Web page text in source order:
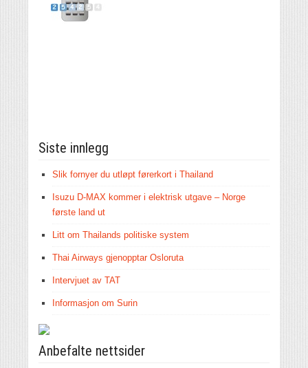
Siste innlegg
Slik fornyer du utløpt førerkort i Thailand
Isuzu D-MAX kommer i elektrisk utgave – Norge
første land ut
Litt om Thailands politiske system
Thai Airways gjenopptar Osloruta
Intervjuet av TAT
Informasjon om Surin
Anbefalte nettsider